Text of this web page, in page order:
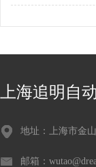
上海追明自
地址：上海市金
邮箱：